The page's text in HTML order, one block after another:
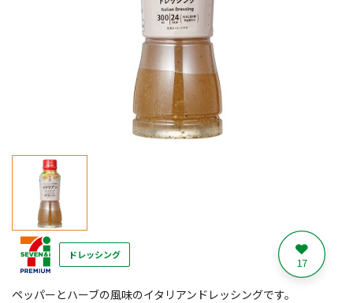
ドレッシング 17
ペッパーとハーブの風味のイタリアンドレッシングです。